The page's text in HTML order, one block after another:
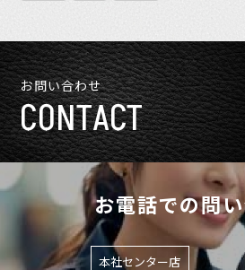
お問い合わせ
CONTACT
お電話での問
本社センター店